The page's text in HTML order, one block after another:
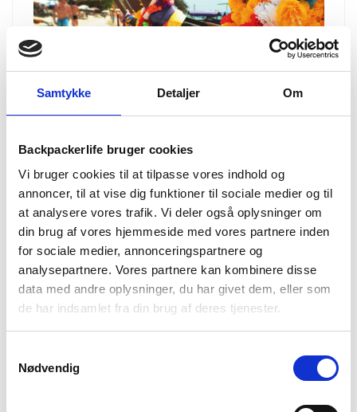
Samtykke Detaljer Om
Backpackerlife bruger cookies
Vi bruger cookies til at tilpasse vores indhold og
annoncer, til at vise dig funktioner til sociale medier og til
at analysere vores trafik. Vi deler også oplysninger om
din brug af vores hjemmeside med vores partnere inden
for sociale medier, annonceringspartnere og
analysepartnere. Vores partnere kan kombinere disse
data med andre oplysninger, du har givet dem, eller som
de har indsamlet fra din brug af deres tjenester.
Nødvendig
Dry bags – Undgå vådt tøj
og ødelagt elektronik på
rejsen
Dry bag redder din rejse mod vådt tøj og ødelagt
til din rejse Hvorfor bør man investere i en dry …
Se
artikel